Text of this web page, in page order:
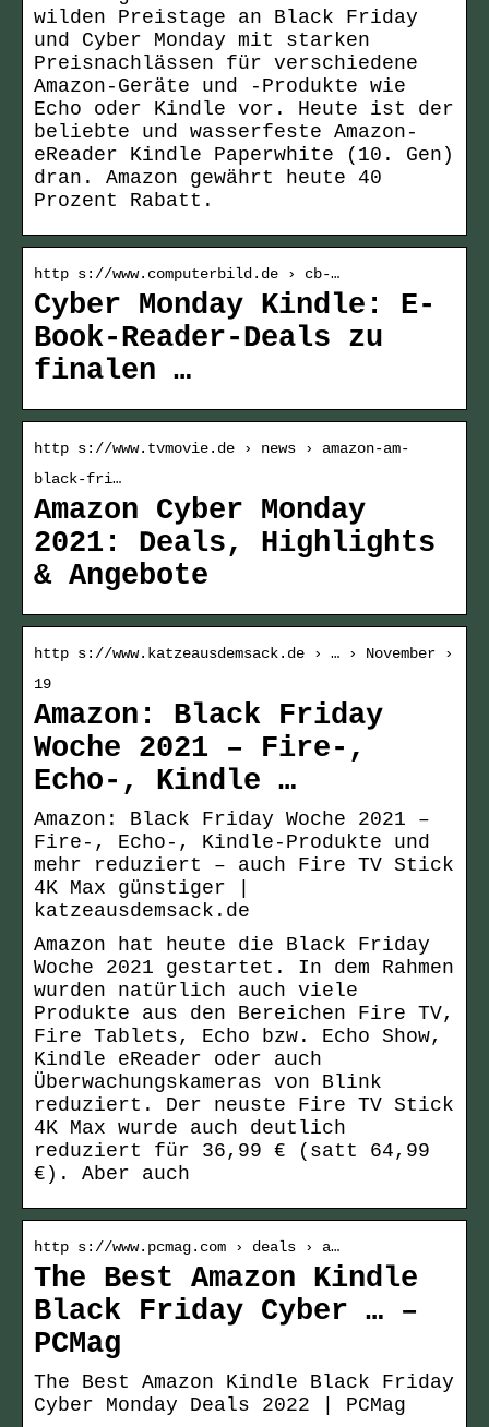
wilden Preistage an Black Friday
und Cyber Monday mit starken
Preisnachlässen für verschiedene
Amazon-Geräte und -Produkte wie
Echo oder Kindle vor. Heute ist der
beliebte und wasserfeste Amazon-
eReader Kindle Paperwhite (10. Gen)
dran. Amazon gewährt heute 40
Prozent Rabatt.
http s://www.computerbild.de › cb-…
Cyber Monday Kindle: E-
Book-Reader-Deals zu
finalen …
http s://www.tvmovie.de › news › amazon-am-
black-fri…
Amazon Cyber Monday
2021: Deals, Highlights
& Angebote
http s://www.katzeausdemsack.de › … › November ›
19
Amazon: Black Friday
Woche 2021 – Fire-,
Echo-, Kindle …
Amazon: Black Friday Woche 2021 –
Fire-, Echo-, Kindle-Produkte und
mehr reduziert – auch Fire TV Stick
4K Max günstiger |
katzeausdemsack.de
Amazon hat heute die Black Friday
Woche 2021 gestartet. In dem Rahmen
wurden natürlich auch viele
Produkte aus den Bereichen Fire TV,
Fire Tablets, Echo bzw. Echo Show,
Kindle eReader oder auch
Überwachungskameras von Blink
reduziert. Der neuste Fire TV Stick
4K Max wurde auch deutlich
reduziert für 36,99 € (satt 64,99
€). Aber auch
http s://www.pcmag.com › deals › a…
The Best Amazon Kindle
Black Friday Cyber … –
PCMag
The Best Amazon Kindle Black Friday
Cyber Monday Deals 2022 | PCMag